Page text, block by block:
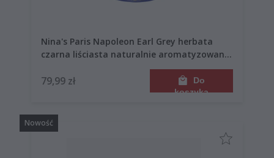
Nina's Paris Napoleon Earl Grey herbata
czarna liściasta naturalnie aromatyzowana
79,99 zł
Do
koszyka
Nowość